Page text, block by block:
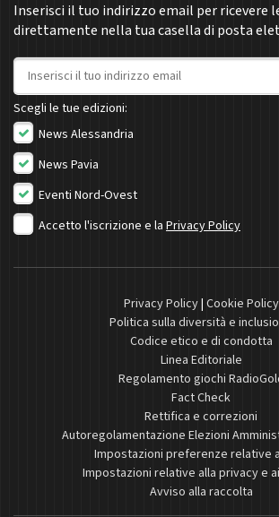
Inserisci il tuo indirizzo email per ricevere
direttamente nella tua casella di posta
Indirizzo email
Scegli le tue edizioni:
News Alessandria
News Pavia
Eventi Nord-Ovest
Accetto l'iscrizione e la Privacy Policy
Privacy Policy| Cookie Policy
Politica sulla diversità e
Codice etico e di condotta
Linea Editoriale
Regolamento giochi
Fact Check
Rettifica e correzioni
Autoregolamentazione Elezioni
Impostazioni preferenze relative
Impostazioni relative alla privacy e
Avviso alla raccolta